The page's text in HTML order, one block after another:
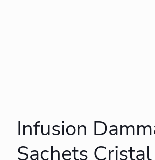
Infusion
Sachets Cristal